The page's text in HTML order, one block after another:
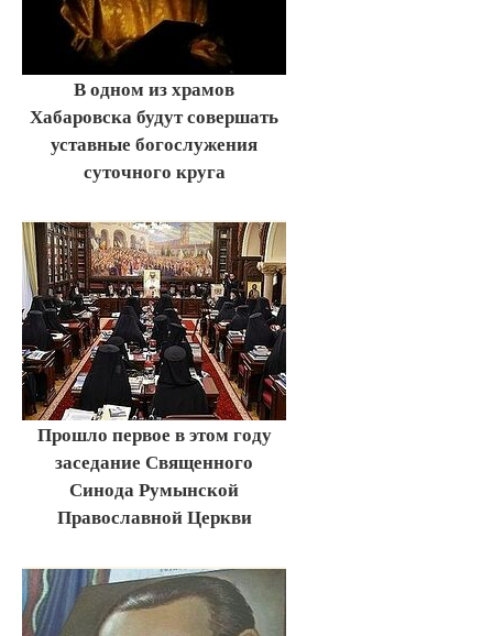
В одном из храмов
Хабаровска будут совершать
уставные богослужения
суточного круга
Прошло первое в этом году
заседание Священного
Синода Румынской
Православной Церкви